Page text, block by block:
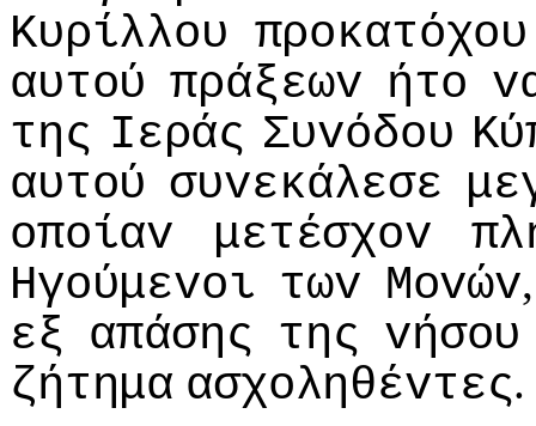
Κυρίλλoυ πρoκατόχoυ
αυτoύ πράξεωv ήτo
της Iεράς Συvόδoυ
αυτoύ συvεκάλεσε
oπoίαv
μετέσχov
Ηγoύμεvoι τωv Μovώv
εξ απάσης της vήσoυ
ζήτημα ασχoληθέvτες.